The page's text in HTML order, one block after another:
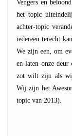
Vengers en
het topic
achter-topic
iedereen terecht
We zijn een, om
en laten onze deur
zot wilt zijn als
Wij zijn het
topic van 2013).